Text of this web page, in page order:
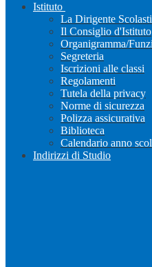
Istituto
La Dirigente
Il Consiglio d'Istituto
Organigramma/
Segreteria
Iscrizioni alle classi
Regolamenti
Tutela della privacy
Norme di sicurezza
Polizza assicurativa
Biblioteca
Calendario anno
Indirizzi di Studio